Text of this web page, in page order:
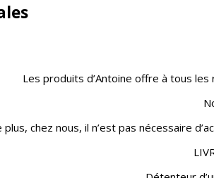
Les produits d’Antoine offre à tous
plus, chez nous, il n’est pas nécessaire